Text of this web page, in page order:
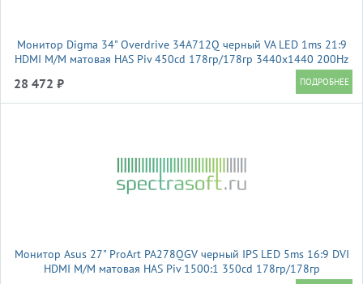
Монитор Digma 34" Overdrive 34A712Q черный VA LED 1ms 21:9
HDMI M/M матовая HAS Piv 450cd 178гр/178гр 3440x1440 200Hz
28 472 ₽
Монитор Asus 27" ProArt PA278QGV черный IPS LED 5ms 16:9 DVI
HDMI M/M матовая HAS Piv 1500:1 350cd 178гр/178гр